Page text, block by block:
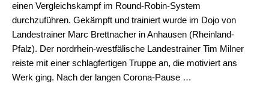
einen Vergleichskampf im Round-Robin-System
durchzuführen. Gekämpft und trainiert wurde im Dojo von
Landestrainer Marc Brettnacher in Anhausen (Rheinland-
Pfalz). Der nordrhein-westfälische Landestrainer Tim Milner
reiste mit einer schlagfertigen Truppe an, die motiviert ans
Werk ging. Nach der langen Corona-Pause …